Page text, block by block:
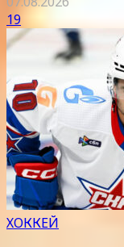
19
ХОККЕЙ